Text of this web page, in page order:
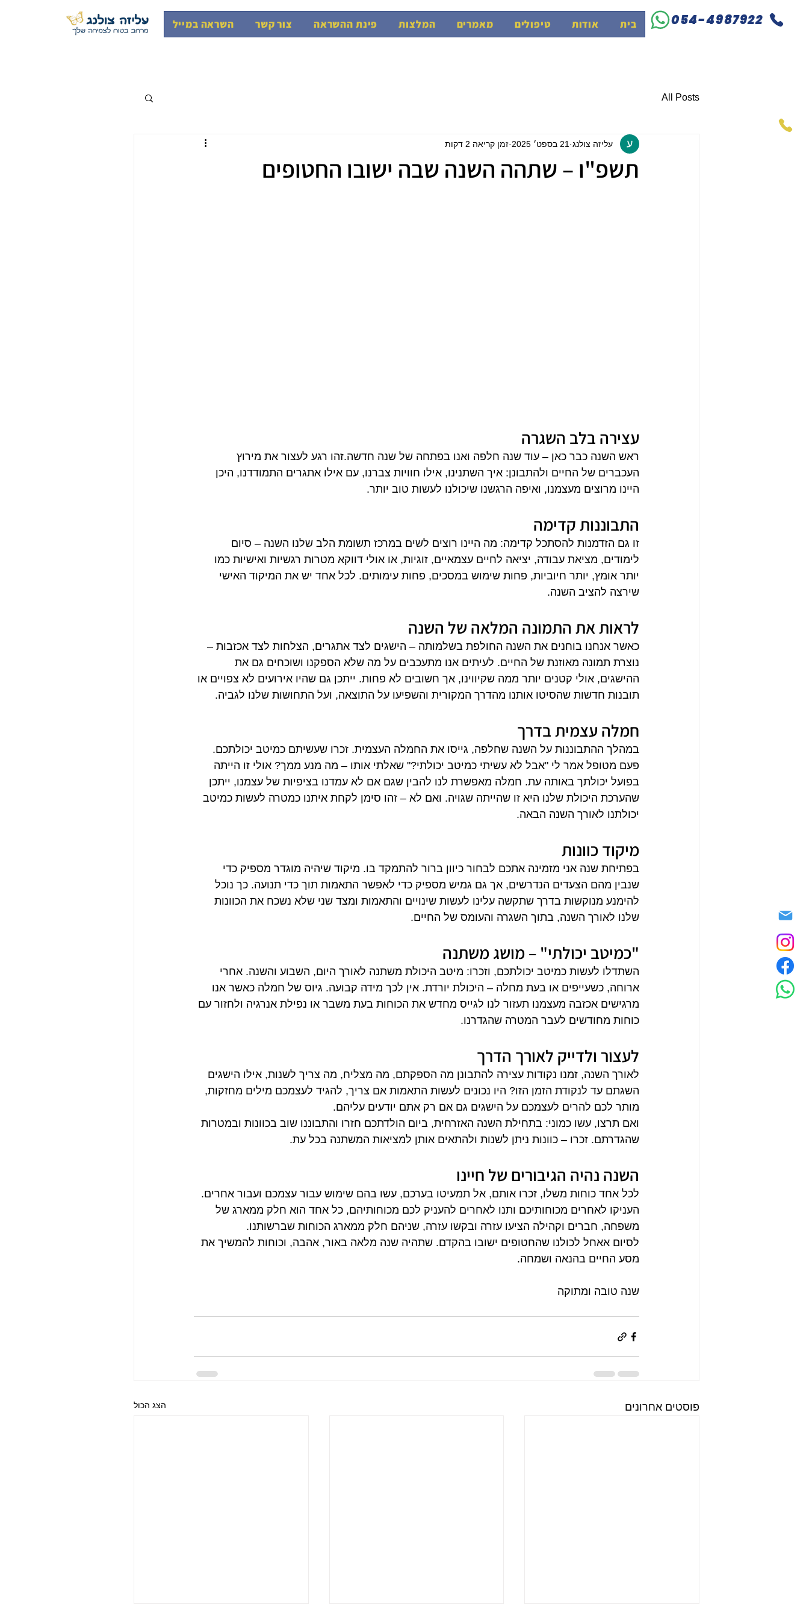
בית אודות טיפולים מאמרים המלצות פינת ההשראה צור קשר השראה במייל 054-4987922
All Posts
תשפ"ו – שתהה השנה שבה ישובו החטופים
עליזה צולנג 21 בספט׳ 2025 זמן קריאה 2 דקות
עצירה בלב השגרה
ראש השנה כבר כאן – עוד שנה חלפה ואנו בפתחה של שנה חדשה.זהו רגע לעצור את מירוץ
העכברים של החיים ולהתבונן: איך השתנינו, אילו חוויות צברנו, עם אילו אתגרים התמודדנו, היכן
היינו מרוצים מעצמנו, ואיפה הרגשנו שיכולנו לעשות טוב יותר.
התבוננות קדימה
זו גם הזדמנות להסתכל קדימה: מה היינו רוצים לשים במרכז תשומת הלב שלנו השנה – סיום
לימודים, מציאת עבודה, יציאה לחיים עצמאיים, זוגיות, או אולי דווקא מטרות רגשיות ואישיות כמו
יותר אומץ, יותר חיוביות, פחות שימוש במסכים, פחות עימותים. לכל אחד יש את המיקוד האישי
שירצה להציב השנה.
לראות את התמונה המלאה של השנה
כאשר אנחנו בוחנים את השנה החולפת בשלמותה – הישגים לצד אתגרים, הצלחות לצד אכזבות –
נוצרת תמונה מאוזנת של החיים. לעיתים אנו מתעכבים על מה שלא הספקנו ושוכחים גם את
ההישגים, אולי קטנים יותר ממה שקיווינו, אך חשובים לא פחות. ייתכן גם שהיו אירועים לא צפויים או
תובנות חדשות שהסיטו אותנו מהדרך המקורית והשפיעו על התוצאה, ועל התחושות שלנו לגביה.
חמלה עצמית בדרך
במהלך ההתבוננות על השנה שחלפה, גייסו את החמלה העצמית. זכרו שעשיתם כמיטב יכולתכם.
פעם מטופל אמר לי "אבל לא עשיתי כמיטב יכולתי?" שאלתי אותו – מה מנע ממך? אולי זו הייתה
בפועל יכולתך באותה עת. חמלה מאפשרת לנו להבין שגם אם לא עמדנו בציפיות של עצמנו, ייתכן
שהערכת היכולת שלנו היא זו שהייתה שגויה. ואם לא – זהו סימן לקחת איתנו כמטרה לעשות כמיטב
יכולתנו לאורך השנה הבאה.
מיקוד כוונות
בפתיחת שנה אני מזמינה אתכם לבחור כיוון ברור להתמקד בו. מיקוד שיהיה מוגדר מספיק כדי
שנבין מהם הצעדים הנדרשים, אך גם גמיש מספיק כדי לאפשר התאמות תוך כדי תנועה. כך נוכל
להימנע מנוקשות בדרך שתקשה עלינו לעשות שינויים והתאמות ומצד שני שלא נשכח את הכוונות
שלנו לאורך השנה, בתוך השגרה והעומס של החיים.
"כמיטב יכולתי" – מושג משתנה
השתדלו לעשות כמיטב יכולתכם, וזכרו: מיטב היכולת משתנה לאורך היום, השבוע והשנה. אחרי
ארוחה, כשעייפים או בעת מחלה – היכולת יורדת. אין לכך מידה קבועה. גיוס של חמלה כאשר אנו
מרגישים אכזבה מעצמנו תעזור לנו לגייס מחדש את הכוחות בעת משבר או נפילת אנרגיה ולחזור עם
כוחות מחודשים לעבר המטרה שהגדרנו.
לעצור ולדייק לאורך הדרך
לאורך השנה, זמנו נקודות עצירה להתבונן מה הספקתם, מה מצליח, מה צריך לשנות, אילו הישגים
השגתם עד לנקודת הזמן הזו? היו נכונים לעשות התאמות אם צריך, להגיד לעצמכם מילים מחזקות,
מותר לכם להרים לעצמכם על הישגים גם אם רק אתם יודעים עליהם.
ואם תרצו, עשו כמוני: בתחילת השנה האזרחית, ביום הולדתכם חזרו והתבוננו שוב בכוונות ובמטרות
שהגדרתם. זכרו – כוונות ניתן לשנות ולהתאים אותן למציאות המשתנה בכל עת.
השנה נהיה הגיבורים של חיינו
לכל אחד כוחות משלו, זכרו אותם, אל תמעיטו בערכם, עשו בהם שימוש עבור עצמכם ועבור אחרים.
העניקו לאחרים מכוחותיכם ותנו לאחרים להעניק לכם מכוחותיהם, כל אחד הוא חלק ממארג של
משפחה, חברים וקהילה הציעו עזרה ובקשו עזרה, שניהם חלק ממארג הכוחות שברשותנו.
לסיום אאחל לכולנו שהחטופים ישובו בהקדם. שתהיה שנה מלאה באור, אהבה, וכוחות להמשיך את
מסע החיים בהנאה ושמחה.
שנה טובה ומתוקה
פוסטים אחרונים הצג הכול